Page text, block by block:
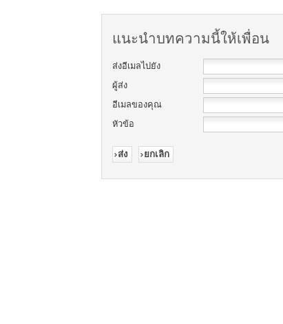
แนะนำบทความนี้ให้เพื่อน
ส่งอีเมลไปยัง
ผู้ส่ง
อีเมลของคุณ
หัวข้อ
ส่ง ยกเลิก